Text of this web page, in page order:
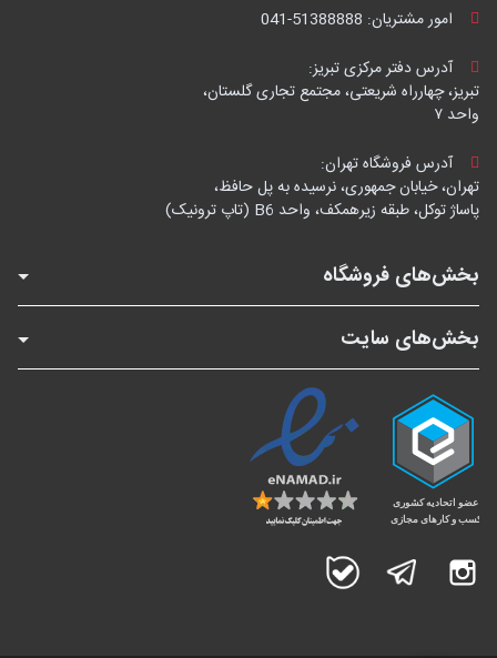
امور مشتریان: 041-51388888
آدرس دفتر مرکزی تبریز:
تبریز، چهارراه شریعتی، مجتمع تجاری گلستان،
واحد ۷
آدرس فروشگاه تهران:
تهران، خیابان جمهوری، نرسیده به پل حافظ،
پاساژ توکل، طبقه زیرهمکف، واحد B6 (تاپ ترونیک)
بخش‌های فروشگاه
بخش‌های سایت
اینستاگرام تلگرام